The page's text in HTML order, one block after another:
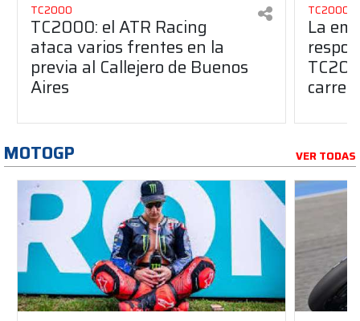
TC2000
TC2000: el ATR Racing
ataca varios frentes en la
previa al Callejero de Buenos
Aires
TC2000
La
MOTOGP VER TODAS